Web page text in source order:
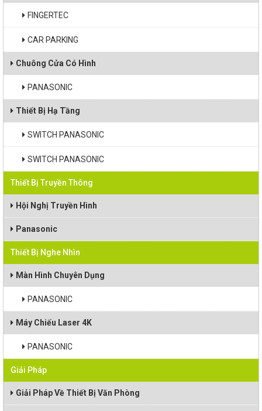
FINGERTEC
CAR PARKING
Chuông Cửa Có Hình
PANASONIC
Thiết Bị Hạ Tầng
SWITCH PANASONIC
SWITCH PANASONIC
Thiết Bị Truyền Thông
Hội Nghị Truyền Hình
Panasonic
Thiết Bị Nghe Nhìn
Màn Hình Chuyên Dụng
PANASONIC
Máy Chiếu Laser 4K
PANASONIC
Giải Pháp
Giải Pháp Về Thiết Bị Văn Phòng